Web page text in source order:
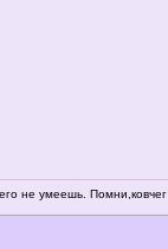
не умеешь.